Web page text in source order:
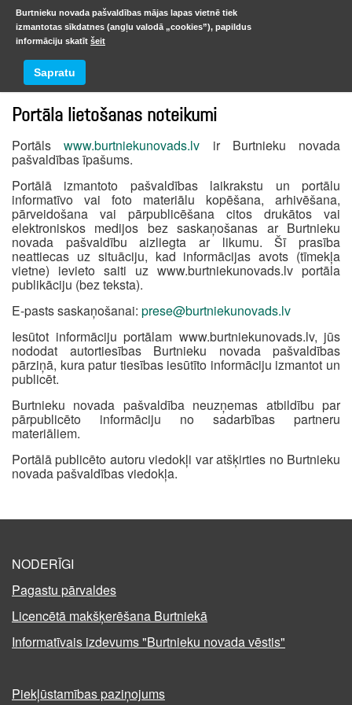
Kultūras iestādes
Portāla lietošanas noteikumi
Portālswww.burtniekunovads.lv ir Burtnieku novada
pašvaldības īpašums.
Portālā izmantoto pašvaldības laikrakstu un portālu
informatīvo vai foto materiālu kopēšana, arhivēšana,
pārveidošana vai pārpublicēšana citos drukātos vai
elektroniskos medijos bez saskaņošanas ar Burtnieku
novada pašvaldību aizliegta ar likumu. Šī prasība
neattiecas uz situāciju, kad informācijas avots (tīmekļa
vietne) ievieto saiti uz www.burtniekunovads.lv portāla
publikāciju (bez teksta).
E-pasts saskaņošanai: prese@burtniekunovads.lv
Iesūtot informāciju portālam www.burtniekunovads.lv, jūs
nododat autortiesības Burtnieku novada pašvaldības
pārziņā, kura patur tiesības iesūtīto informāciju izmantot un
publicēt.
Burtnieku novada pašvaldība neuzņemas atbildību par
pārpublicēto informāciju no sadarbības partneru
materiāliem.
Portālā publicēto autoru viedokļi var atšķirties no Burtnieku
novada pašvaldības viedokļa.
NODERĪGI
Pagastu pārvaldes
Licencētā makšķerēšana Burtniekā
Informatīvais izdevums "Burtnieku novada vēstis"
Piekļūstamības paziņojums
Burtnieku novada pašvaldības mājas lapas vietnē tiek
izmantotas sīkdatnes (angļu valodā „cookies”), papildus
informāciju skatīt šeit
Sapratu